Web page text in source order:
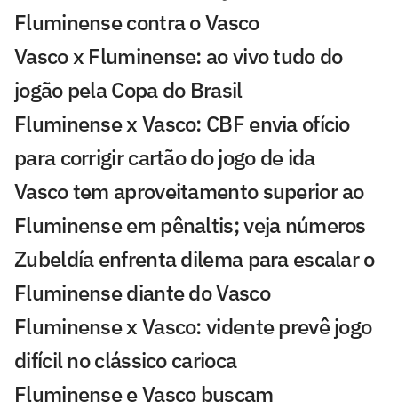
Fluminense contra o Vasco
Vasco x Fluminense: ao vivo tudo do
jogão pela Copa do Brasil
Fluminense x Vasco: CBF envia ofício
para corrigir cartão do jogo de ida
Vasco tem aproveitamento superior ao
Fluminense em pênaltis; veja números
Zubeldía enfrenta dilema para escalar o
Fluminense diante do Vasco
Fluminense x Vasco: vidente prevê jogo
difícil no clássico carioca
Fluminense e Vasco buscam